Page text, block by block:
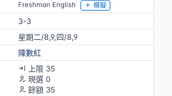
Freshman English 模擬
3-3
星期二/8,9,四/8,9
陳數紅
上限 35
現選 0
餘額 35